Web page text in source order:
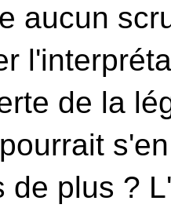
aucun
de la
de plus ?